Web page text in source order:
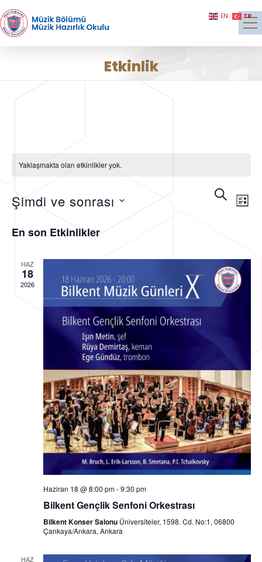
Etkinlik
Yaklaşmakta olan etkinlikler yok.
Ara
List
Şimdi ve sonrası
seç.
En son Etkinlikler
HAZ
18
2026
Haziran 18 @ 8:00 pm-9:30 pm
Bilkent Gençlik Senfoni Orkestrası
Bilkent Konser Salonu Üniversiteler, 1598. Cd. No:1, 06800
Çankaya/Ankara, Ankara
HAZ
EN TR